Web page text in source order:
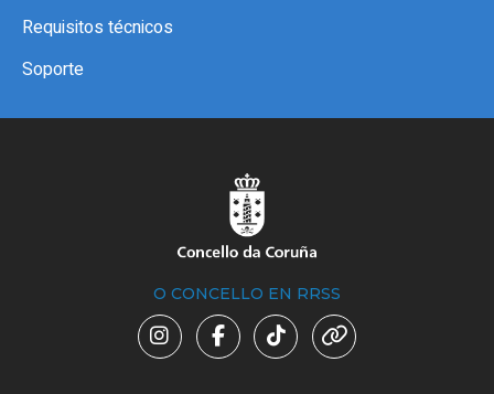
Requisitos técnicos
Soporte
O CONCELLO EN RRSS